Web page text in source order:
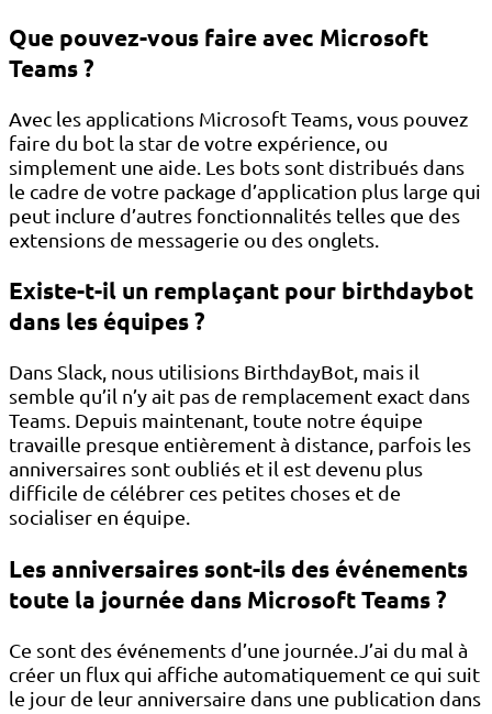
Que pouvez-vous faire avec Microsoft
Teams ?
Avec les applications Microsoft Teams, vous pouvez
faire du bot la star de votre expérience, ou
simplement une aide. Les bots sont distribués dans
le cadre de votre package d’application plus large qui
peut inclure d’autres fonctionnalités telles que des
extensions de messagerie ou des onglets.
Existe-t-il un remplaçant pour birthdaybot
dans les équipes ?
Dans Slack, nous utilisions BirthdayBot, mais il
semble qu’il n’y ait pas de remplacement exact dans
Teams. Depuis maintenant, toute notre équipe
travaille presque entièrement à distance, parfois les
anniversaires sont oubliés et il est devenu plus
difficile de célébrer ces petites choses et de
socialiser en équipe.
Les anniversaires sont-ils des événements
toute la journée dans Microsoft Teams ?
Ce sont des événements d’une journée.J’ai du mal à
créer un flux qui affiche automatiquement ce qui suit
le jour de leur anniversaire dans une publication dans